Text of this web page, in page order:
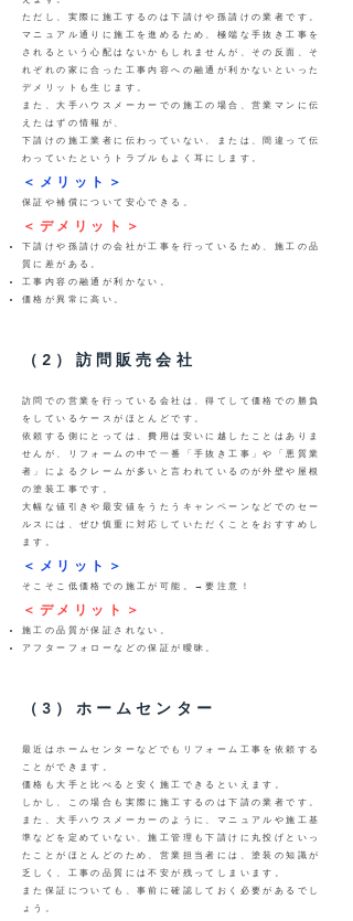
ただし、実際に施工するのは下請けや孫請けの業者です。
マニュアル通りに施工を進めるため、極端な手抜き工事を
されるという心配はないかもしれませんが、その反面、そ
れぞれの家に合った工事内容への融通が利かないといった
デメリットも生じます。
また、大手ハウスメーカーでの施工の場合、営業マンに伝
えたはずの情報が、
下請けの施工業者に伝わっていない、または、間違って伝
わっていたというトラブルもよく耳にします。
＜メリット＞
保証や補償について安心できる。
＜デメリット＞
下請けや孫請けの会社が工事を行っているため、施工の品
質に差がある。
工事内容の融通が利かない。
価格が異常に高い。
（2）訪問販売会社
訪問での営業を行っている会社は、得てして価格での勝負
をしているケースがほとんどです。
依頼する側にとっては、費用は安いに越したことはありま
せんが、リフォームの中で一番「手抜き工事」や「悪質業
者」によるクレームが多いと言われているのが外壁や屋根
の塗装工事です。
大幅な値引きや最安値をうたうキャンペーンなどでのセー
ルスには、ぜひ慎重に対応していただくことをおすすめし
ます。
＜メリット＞
そこそこ低価格での施工が可能。→要注意！
＜デメリット＞
施工の品質が保証されない。
アフターフォローなどの保証が曖昧。
（3）ホームセンター
最近はホームセンターなどでもリフォーム工事を依頼する
ことができます。
価格も大手と比べると安く施工できるといえます。
しかし、この場合も実際に施工するのは下請の業者です。
また、大手ハウスメーカーのように、マニュアルや施工基
準などを定めていない、施工管理も下請けに丸投げといっ
たことがほとんどのため、営業担当者には、塗装の知識が
乏しく、工事の品質には不安が残ってしまいます。
また保証についても、事前に確認しておく必要があるでし
ょう。